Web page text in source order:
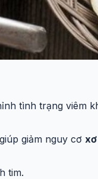
tình trạng viêm
giảm nguy cơ
tim.